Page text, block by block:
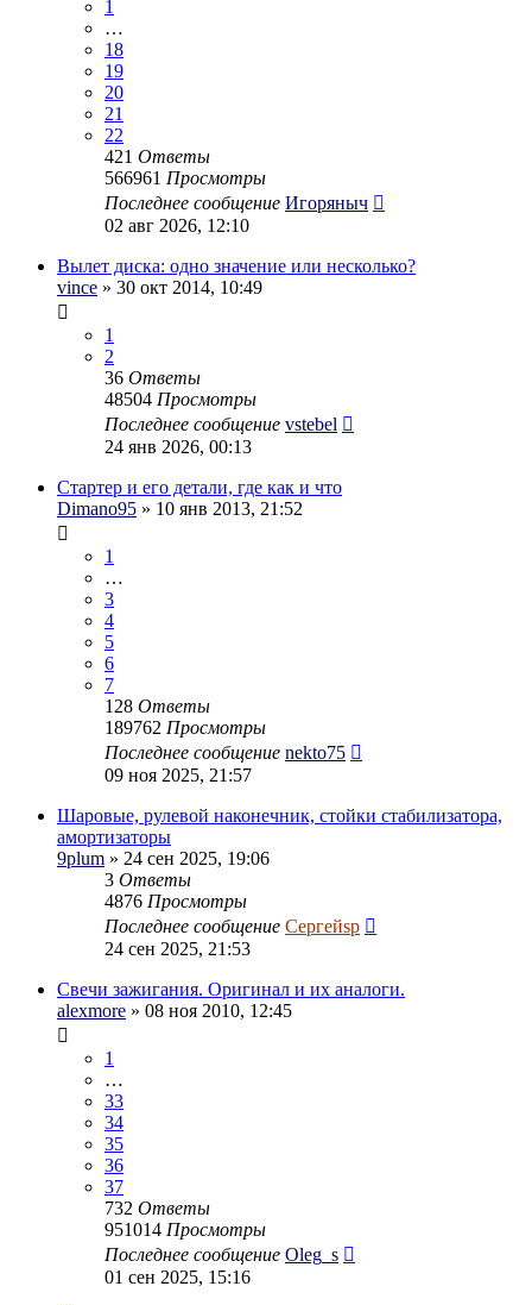
1
…
18
19
20
21
22
421 Ответы
566961 Просмотры
Последнее сообщение Игоряныч
02 авг 2026, 12:10
Вылет диска: одно значение или несколько?
vince » 30 окт 2014, 10:49
1
2
36 Ответы
48504 Просмотры
Последнее сообщение vstebel
24 янв 2026, 00:13
Стартер и его детали, где как и что
Dimano95 » 10 янв 2013, 21:52
1
…
3
4
5
6
7
128 Ответы
189762 Просмотры
Последнее сообщение nekto75
09 ноя 2025, 21:57
Шаровые, рулевой наконечник, стойки стабилизатора,
амортизаторы
9plum » 24 сен 2025, 19:06
3 Ответы
4876 Просмотры
Последнее сообщение Сергейsp
24 сен 2025, 21:53
Свечи зажигания. Оригинал и их аналоги.
alexmore » 08 ноя 2010, 12:45
1
…
33
34
35
36
37
732 Ответы
951014 Просмотры
Последнее сообщение Oleg_s
01 сен 2025, 15:16